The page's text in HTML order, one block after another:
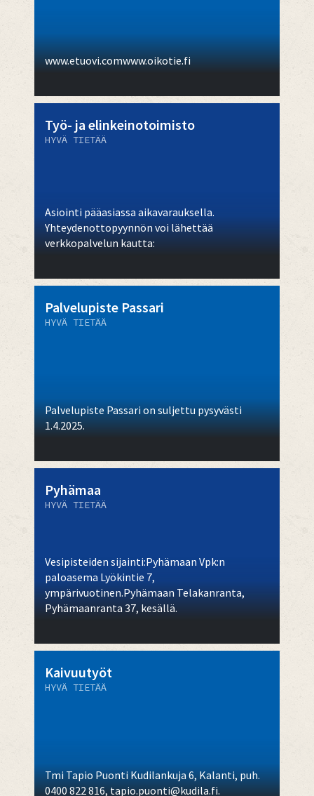
www.etuovi.comwww.oikotie.fi
Työ- ja elinkeinotoimisto
HYVÄ TIETÄÄ
Asiointi pääasiassa aikavarauksella.
Yhteydenottopyynnön voi lähettää
verkkopalvelun kautta:
Palvelupiste Passari
HYVÄ TIETÄÄ
Palvelupiste Passari on suljettu pysyvästi
1.4.2025.
Pyhämaa
HYVÄ TIETÄÄ
Vesipisteiden sijainti:Pyhämaan Vpk:n
paloasema Lyökintie 7,
ympärivuotinen.Pyhämaan Telakanranta,
Pyhämaanranta 37, kesällä.
Kaivuutyöt
HYVÄ TIETÄÄ
Tmi Tapio Puonti Kudilankuja 6, Kalanti, puh.
0400 822 816, tapio.puonti@kudila.fi.